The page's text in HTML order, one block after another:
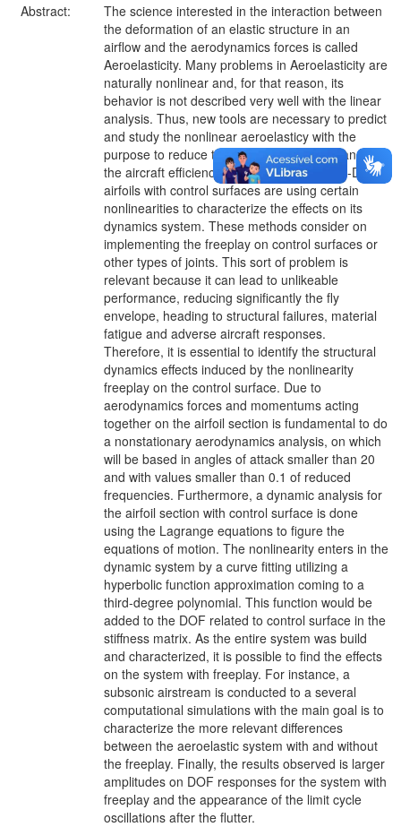
Abstract:
The science interested in the interaction between
the deformation of an elastic structure in an
airflow and the aerodynamics forces is called
Aeroelasticity. Many problems in Aeroelasticity are
naturally nonlinear and, for that reason, its
behavior is not described very well with the linear
analysis. Thus, new tools are necessary to predict
and study the nonlinear aeroelasticy with the
purpose to reduce the flying risks and enhance
the aircraft efficiency. Recently, studies in 3-DOF
airfoils with control surfaces are using certain
nonlinearities to characterize the effects on its
dynamics system. These methods consider on
implementing the freeplay on control surfaces or
other types of joints. This sort of problem is
relevant because it can lead to unlikeable
performance, reducing significantly the fly
envelope, heading to structural failures, material
fatigue and adverse aircraft responses.
Therefore, it is essential to identify the structural
dynamics effects induced by the nonlinearity
freeplay on the control surface. Due to
aerodynamics forces and momentums acting
together on the airfoil section is fundamental to do
a nonstationary aerodynamics analysis, on which
will be based in angles of attack smaller than 20
and with values smaller than 0.1 of reduced
frequencies. Furthermore, a dynamic analysis for
the airfoil section with control surface is done
using the Lagrange equations to figure the
equations of motion. The nonlinearity enters in the
dynamic system by a curve fitting utilizing a
hyperbolic function approximation coming to a
third-degree polynomial. This function would be
added to the DOF related to control surface in the
stiffness matrix. As the entire system was build
and characterized, it is possible to find the effects
on the system with freeplay. For instance, a
subsonic airstream is conducted to a several
computational simulations with the main goal is to
characterize the more relevant differences
between the aeroelastic system with and without
the freeplay. Finally, the results observed is larger
amplitudes on DOF responses for the system with
freeplay and the appearance of the limit cycle
oscillations after the flutter.